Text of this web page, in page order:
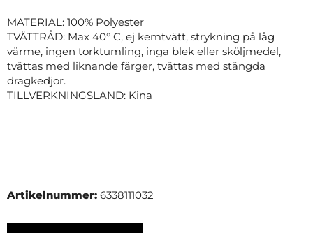
MATERIAL: 100% Polyester
TVÄTTRÅD: Max 40° C, ej kemtvätt, strykning på låg
värme, ingen torktumling, inga blek eller sköljmedel,
tvättas med liknande färger, tvättas med stängda
dragkedjor.
TILLVERKNINGSLAND: Kina
Artikelnummer: 6338111032